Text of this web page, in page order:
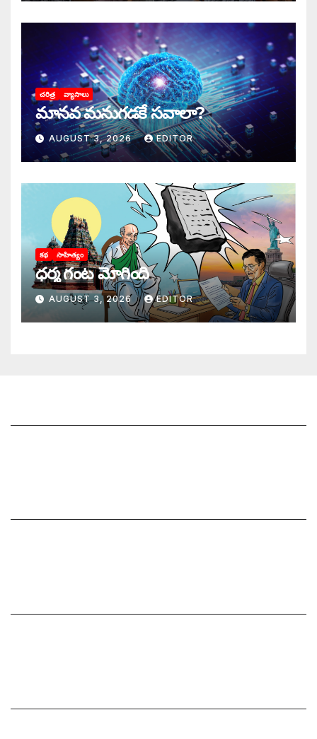
చరిత్ర వ్యాసాలు
మానవ మనుగడకే సవాలా?
AUGUST 3, 2026 EDITOR
కథ సాహిత్యం
ధర్మ గంట మోగింది
AUGUST 3, 2026 EDITOR